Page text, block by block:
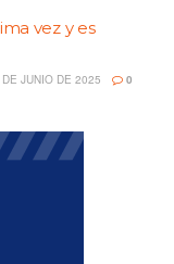
vez y es
JUNIO DE 2025 0